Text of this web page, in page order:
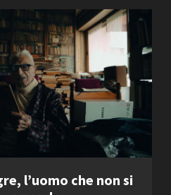
l’uomo che non si